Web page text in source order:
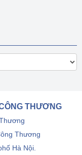
THƯƠNG
Thương
Hà Nội.